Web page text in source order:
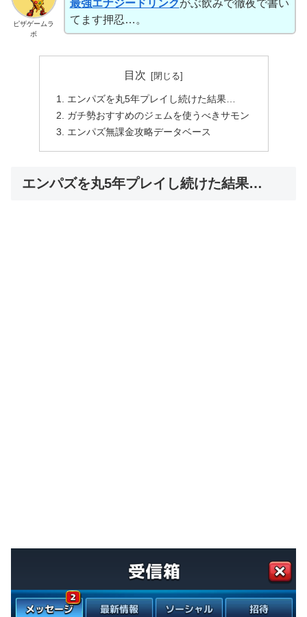
ピザゲームラ
ボ
最強エナジードリンクがぶ飲みで徹夜で書い
てます押忍…。
目次
エンパズを丸5年プレイし続けた結果…
ガチ勢おすすめのジェムを使うべきサモン
エンパズ無課金攻略データベース
エンパズを丸5年プレイし続けた結果…